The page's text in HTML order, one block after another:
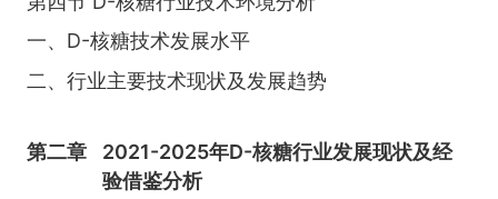
一、D-核糖技术发展水平
二、行业主要技术现状及发展趋势
第二章
2021-2025年D-核糖行业发展现状及经
验借鉴分析